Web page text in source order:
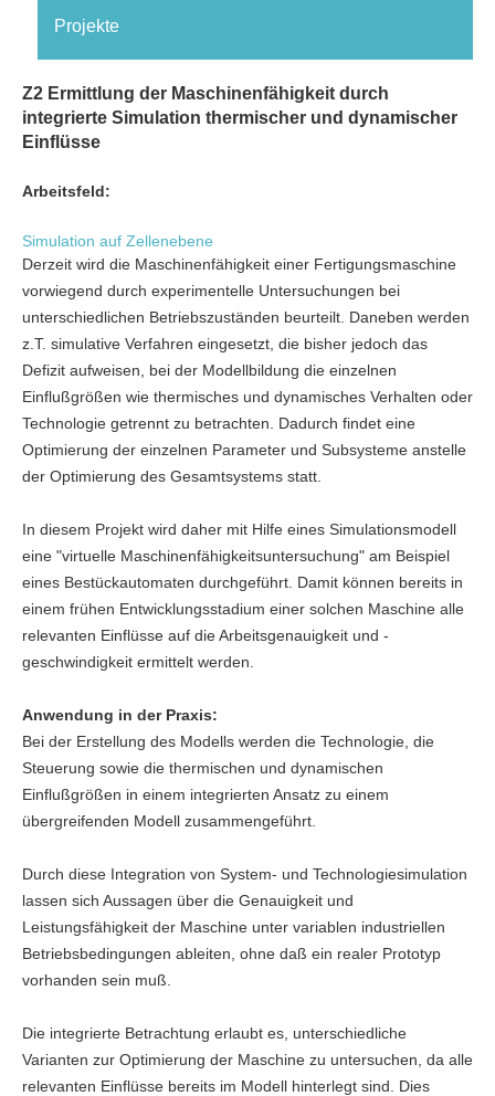
Projekte
Z2 Ermittlung der Maschinenfähigkeit durch
integrierte Simulation thermischer und dynamischer
Einflüsse
Arbeitsfeld:
Simulation auf Zellenebene
Derzeit wird die Maschinenfähigkeit einer Fertigungsmaschine
vorwiegend durch experimentelle Untersuchungen bei
unterschiedlichen Betriebszuständen beurteilt. Daneben werden
z.T. simulative Verfahren eingesetzt, die bisher jedoch das
Defizit aufweisen, bei der Modellbildung die einzelnen
Einflußgrößen wie thermisches und dynamisches Verhalten oder
Technologie getrennt zu betrachten. Dadurch findet eine
Optimierung der einzelnen Parameter und Subsysteme anstelle
der Optimierung des Gesamtsystems statt.
In diesem Projekt wird daher mit Hilfe eines Simulationsmodell
eine "virtuelle Maschinenfähigkeitsuntersuchung" am Beispiel
eines Bestückautomaten durchgeführt. Damit können bereits in
einem frühen Entwicklungsstadium einer solchen Maschine alle
relevanten Einflüsse auf die Arbeitsgenauigkeit und -
geschwindigkeit ermittelt werden.
Anwendung in der Praxis:
Bei der Erstellung des Modells werden die Technologie, die
Steuerung sowie die thermischen und dynamischen
Einflußgrößen in einem integrierten Ansatz zu einem
übergreifenden Modell zusammengeführt.
Durch diese Integration von System- und Technologiesimulation
lassen sich Aussagen über die Genauigkeit und
Leistungsfähigkeit der Maschine unter variablen industriellen
Betriebsbedingungen ableiten, ohne daß ein realer Prototyp
vorhanden sein muß.
Die integrierte Betrachtung erlaubt es, unterschiedliche
Varianten zur Optimierung der Maschine zu untersuchen, da alle
relevanten Einflüsse bereits im Modell hinterlegt sind. Dies